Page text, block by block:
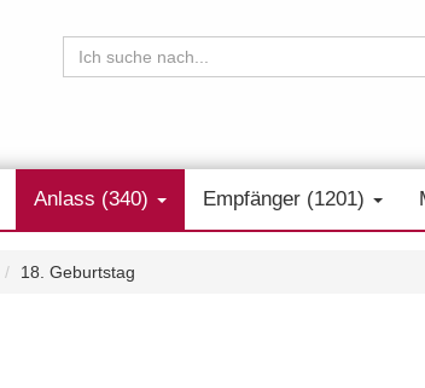
Anlass (340) Empfänger (1201)
18. Geburtstag